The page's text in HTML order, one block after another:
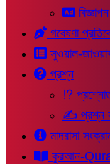
গবেষণা
সুওয়াল-
প্রশ্ন
⁉
✍ প্রশ্ন
মাদরাসা
কুরআন-